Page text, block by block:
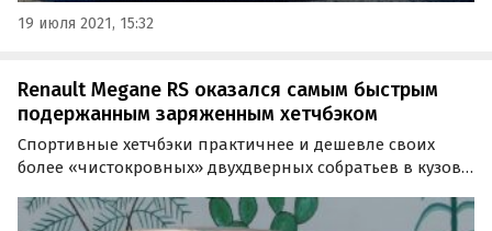
19 июля 2021, 15:32
Renault Megane RS оказался самым быстрым
подержанным заряженным хетчбэком
Спортивные хетчбэки практичнее и дешевле своих
более «чистокровных» двухдверных собратьев в кузове
эмоций при активной езде.